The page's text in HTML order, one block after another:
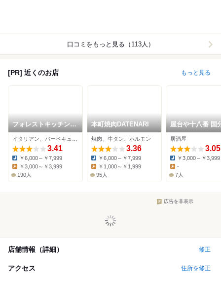
口コミをもっと見る（113人）
[PR] 近くのお店 もっと見る
フォレストキッチン
ウィズ アウトドア リ
ビング
3.41
Dinner:
￥6,000～￥7,999
￥3,000～￥3,999
190人
本町焼肉DATENARI
焼肉、牛タン、ホルモン
3.36
Dinner:
￥6,000～￥7,999
Lunch:
￥1,000～￥1,999
95人
屋台や十八番 国
店
居酒屋
3.05
Dinner:
￥3,000～￥3,999
Lunch:
-
7人
広告を非表示
店舗情報（詳細） 修正
アクセス 住所を修正